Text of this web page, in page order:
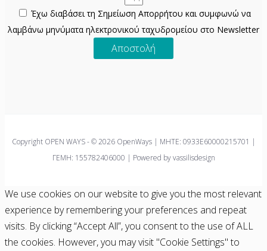
Έχω διαβάσει τη Σημείωση Απορρήτου και συμφωνώ να
λαμβάνω μηνύματα ηλεκτρονικού ταχυδρομείου στο Newsletter
Αποστολή
Copyright OPEN WAYS - © 2026 OpenWays | ΜΗΤΕ: 0933E60000215701 |
ΓΕΜΗ: 155782406000 | Powered by vassilisdesign
We use cookies on our website to give you the most relevant
experience by remembering your preferences and repeat
visits. By clicking “Accept All”, you consent to the use of ALL
the cookies. However, you may visit "Cookie Settings" to